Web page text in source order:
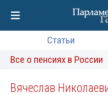
Статьи
Все о пенсиях в России
Вячеслав